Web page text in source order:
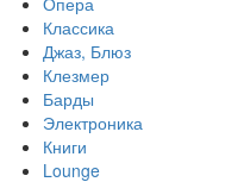
Классика
Джаз, Блюз
Клезмер
Барды
Электроника
Книги
Lounge